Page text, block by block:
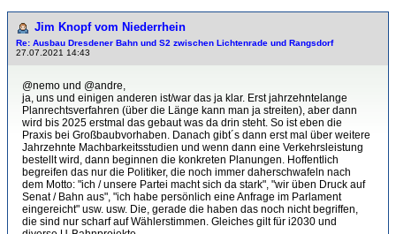
Jim Knopf vom Niederrhein
Re: Ausbau Dresdener Bahn und S2 zwischen Lichtenrade und Rangsdorf
27.07.2021 14:43
@nemo und @andre,
ja, uns und einigen anderen ist/war das ja klar. Erst jahrzehntelange
Planrechtsverfahren (über die Länge kann man ja streiten), aber dann
wird bis 2025 erstmal das gebaut was da drin steht. So ist eben die
Praxis bei Großbaubvorhaben. Danach gibt´s dann erst mal über weitere
Jahrzehnte Machbarkeitsstudien und wenn dann eine Verkehrsleistung
bestellt wird, dann beginnen die konkreten Planungen. Hoffentlich
begreifen das nur die Politiker, die noch immer daherschwafeln nach
dem Motto: "ich / unsere Partei macht sich da stark", "wir üben Druck auf
Senat / Bahn aus", "ich habe persönlich eine Anfrage im Parlament
eingereicht" usw. usw. Die, gerade die haben das noch nicht begriffen,
die sind nur scharf auf Wählerstimmen. Gleiches gilt für i2030 und